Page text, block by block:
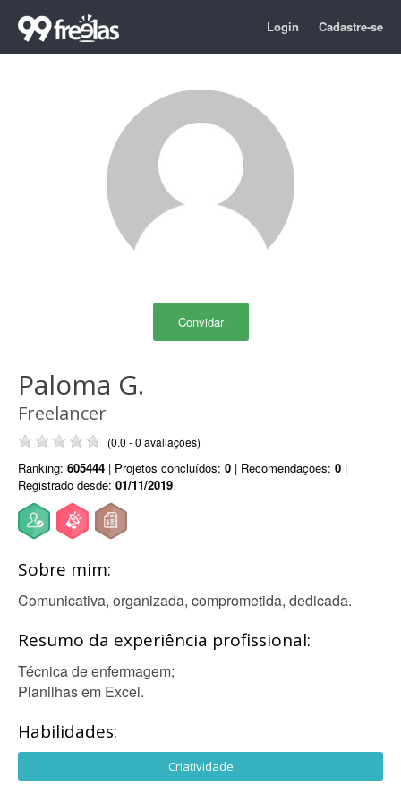
Login Cadastre-se
Convidar
Paloma G.
Freelancer
(0.0 - 0 avaliações)
Ranking: 605444 | Projetos concluídos: 0 | Recomendações: 0 |
Registrado desde: 01/11/2019
Sobre mim:
Comunicativa, organizada, comprometida, dedicada.
Resumo da experiência profissional:
Técnica de enfermagem;
Planilhas em Excel.
Habilidades:
Criatividade